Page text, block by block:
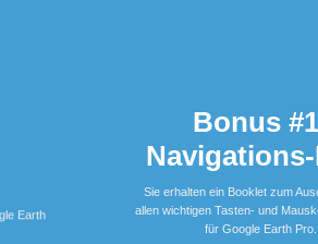
Bonus
Sie erhalten ein Booklet zum
allen wichtigen Tasten- und
für Google Earth Pro.